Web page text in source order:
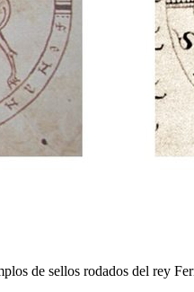
de sellos rodados del rey